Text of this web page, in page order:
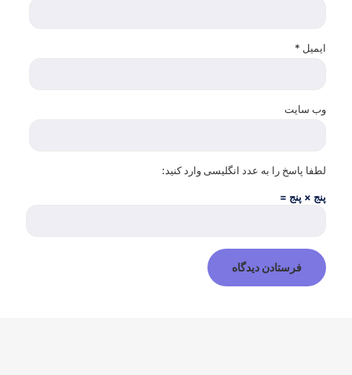
ایمیل *
وب‌ سایت
لطفا پاسخ را به عدد انگلیسی وارد کنید:
پنج × پنج =